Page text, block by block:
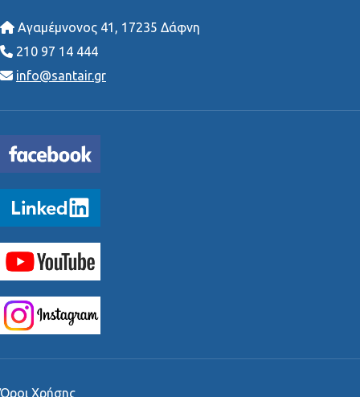
Αγαμέμνονος 41, 17235 Δάφνη
210 97 14 444
info@santair.gr
Όροι Χρήσης